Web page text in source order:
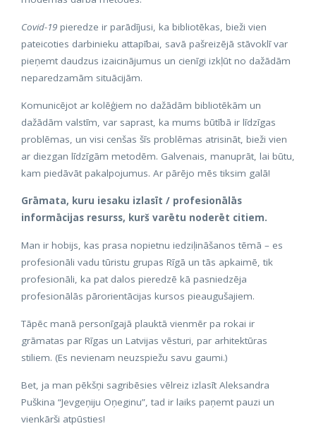
Covid-19 pieredze ir parādījusi, ka bibliotēkas, bieži vien
pateicoties darbinieku attapībai, savā pašreizējā stāvoklī var
pieņemt daudzus izaicinājumus un cienīgi izkļūt no dažādām
neparedzamām situācijām.
Komunicējot ar kolēģiem no dažādām bibliotēkām un
dažādām valstīm, var saprast, ka mums būtībā ir līdzīgas
problēmas, un visi cenšas šīs problēmas atrisināt, bieži vien
ar diezgan līdzīgām metodēm. Galvenais, manuprāt, lai būtu,
kam piedāvāt pakalpojumus. Ar pārējo mēs tiksim galā!
Grāmata, kuru iesaku izlasīt / profesionālās
informācijas resurss, kurš varētu noderēt citiem.
Man ir hobijs, kas prasa nopietnu iedziļināšanos tēmā – es
profesionāli vadu tūristu grupas Rīgā un tās apkaimē, tik
profesionāli, ka pat dalos pieredzē kā pasniedzēja
profesionālās pārorientācijas kursos pieaugušajiem.
Tāpēc manā personīgajā plauktā vienmēr pa rokai ir
grāmatas par Rīgas un Latvijas vēsturi, par arhitektūras
stiliem. (Es nevienam neuzspiežu savu gaumi.)
Bet, ja man pēkšņi sagribēsies vēlreiz izlasīt Aleksandra
Puškina “Jevgeņiju Oņeginu”, tad ir laiks paņemt pauzi un
vienkārši atpūsties!